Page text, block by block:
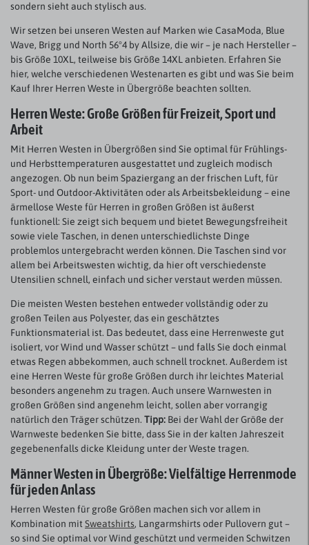
sondern sieht auch stylisch aus.
Wir setzen bei unseren Westen auf Marken wie CasaModa, Blue
Wave, Brigg und North 56°4 by Allsize, die wir – je nach Hersteller –
bis Größe 10XL, teilweise bis Größe 14XL anbieten. Erfahren Sie
hier, welche verschiedenen Westenarten es gibt und was Sie beim
Kauf Ihrer Herren Weste in Übergröße beachten sollten.
Herren Weste: Große Größen für Freizeit, Sport und
Arbeit
Mit Herren Westen in Übergrößen sind Sie optimal für Frühlings-
und Herbsttemperaturen ausgestattet und zugleich modisch
angezogen. Ob nun beim Spaziergang an der frischen Luft, für
Sport- und Outdoor-Aktivitäten oder als Arbeitsbekleidung – eine
ärmellose Weste für Herren in großen Größen ist äußerst
funktionell: Sie zeigt sich bequem und bietet Bewegungsfreiheit
sowie viele Taschen, in denen unterschiedlichste Dinge
problemlos untergebracht werden können. Die Taschen sind vor
allem bei Arbeitswesten wichtig, da hier oft verschiedenste
Utensilien schnell, einfach und sicher verstaut werden müssen.
Die meisten Westen bestehen entweder vollständig oder zu
großen Teilen aus Polyester, das ein geschätztes
Funktionsmaterial ist. Das bedeutet, dass eine Herrenweste gut
isoliert, vor Wind und Wasser schützt – und falls Sie doch einmal
etwas Regen abbekommen, auch schnell trocknet. Außerdem ist
eine Herren Weste für große Größen durch ihr leichtes Material
besonders angenehm zu tragen. Auch unsere Warnwesten in
großen Größen sind angenehm leicht, sollen aber vorrangig
natürlich den Träger schützen. Tipp: Bei der Wahl der Größe der
Warnweste bedenken Sie bitte, dass Sie in der kalten Jahreszeit
gegebenenfalls dicke Kleidung unter der Weste tragen.
Männer Westen in Übergröße: Vielfältige Herrenmode
für jeden Anlass
Herren Westen für große Größen machen sich vor allem in
Kombination mitSweatshirts, Langarmshirts oder Pullovern gut –
so sind Sie optimal vor Wind geschützt und vermeiden Schwitzen